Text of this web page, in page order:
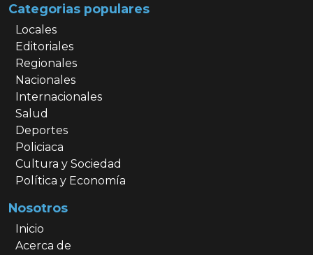
Categorias populares
Locales
Editoriales
Regionales
Nacionales
Internacionales
Salud
Deportes
Policiaca
Cultura y Sociedad
Política y Economía
Nosotros
Inicio
Acerca de